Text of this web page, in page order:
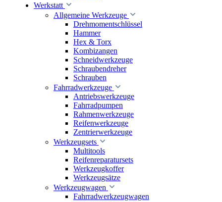
Werkstatt
Allgemeine Werkzeuge
Drehmomentschlüssel
Hammer
Hex & Torx
Kombizangen
Schneidwerkzeuge
Schraubendreher
Schrauben
Fahrradwerkzeuge
Antriebswerkzeuge
Fahrradpumpen
Rahmenwerkzeuge
Reifenwerkzeuge
Zentrierwerkzeuge
Werkzeugsets
Multitools
Reifenreparatursets
Werkzeugkoffer
Werkzeugsätze
Werkzeugwagen
Fahrradwerkzeugwagen